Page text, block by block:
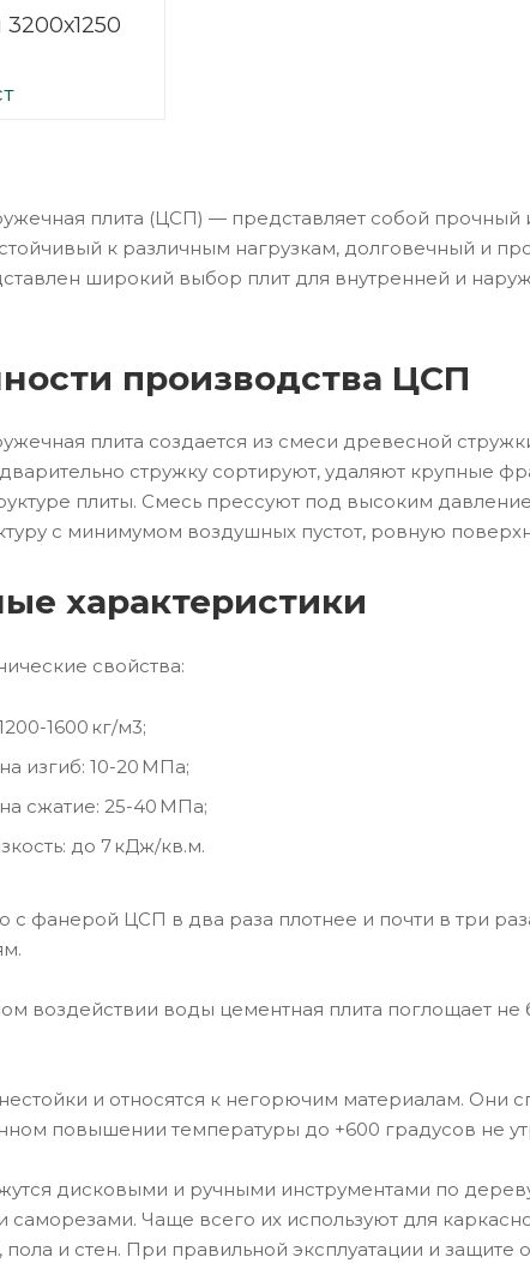
плита (ЦСП) — представляет собой прочный
к различным нагрузкам, долговечный и
широкий выбор плит для внутренней и
производства ЦСП
плита создается из смеси древесной
стружку сортируют, удаляют крупные
плиты. Смесь прессуют под высоким
с минимумом воздушных пустот, ровную
характеристики
свойства:
1600 кг/м3;
изгиб: 10-20 МПа;
сжатие: 25-40 МПа;
до 7 кДж/кв.м.
с фанерой ЦСП в два раза плотнее и почти в три
воздействии воды цементная плита поглощает не
и относятся к негорючим материалам. Они
повышении температуры до +600 градусов не
дисковыми и ручными инструментами по
Чаще всего их используют для
и стен. При правильной эксплуатации и